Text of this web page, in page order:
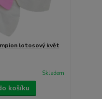
lotosový květ
Skladem
košíku